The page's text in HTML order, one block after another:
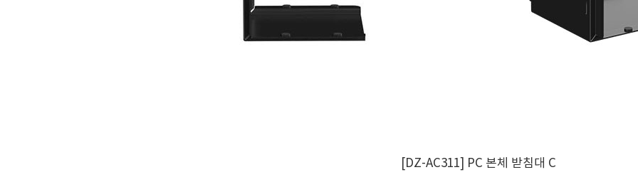
[DZ-AC311] PC 본체 받침대 C